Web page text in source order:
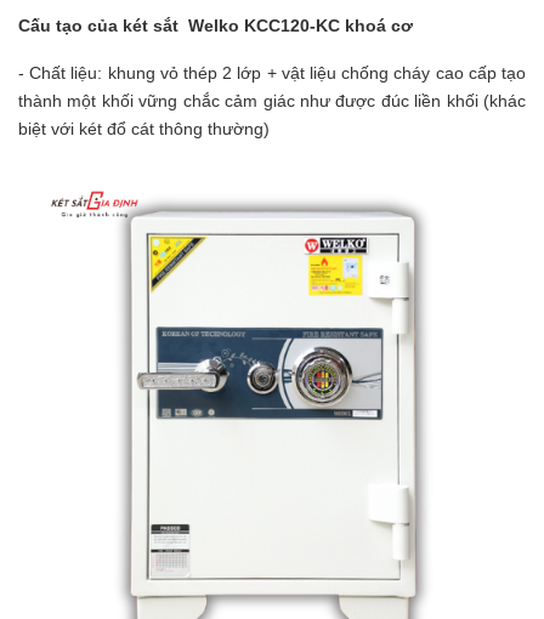
Cấu tạo của két sắt Welko KCC120-KC khoá cơ
- Chất liệu: khung vỏ thép 2 lớp + vật liệu chống cháy cao cấp tạo
thành một khối vững chắc cảm giác như được đúc liền khối (khác
biệt với két đổ cát thông thường)